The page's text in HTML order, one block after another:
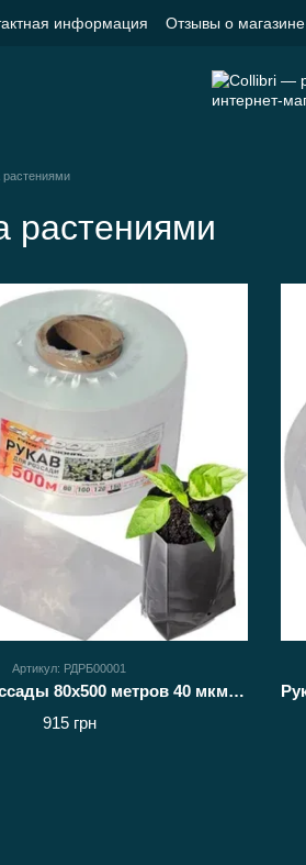
информация
Отзывы о магазине
растениями
Артикул: РДРБ00001
Рукав для рассады 80х500 метров 40 мкм (белый) пакеты для рассады
915 грн